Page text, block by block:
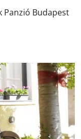
Panzió Budapest